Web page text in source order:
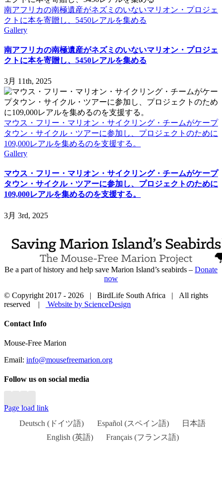
南アフリカの南極遺産がネズミのいないマリオン・プロジェ
クトに本を寄贈し、5450レアルを集める
Gallery
南アフリカの南極遺産がネズミのいないマリオン・プロジェ
クトに本を寄贈し、5450レアルを集める
3月 11th, 2025
マウス・フリー・マリオン・サイクリング・チームがケープ
タウン・サイクル・ツアーに参加し、プロジェクトのために
109,000レアルを集めるのを支援する。
Gallery
マウス・フリー・マリオン・サイクリング・チームがケープ
タウン・サイクル・ツアーに参加し、プロジェクトのために
109,000レアルを集めるのを支援する。
3月 3rd, 2025
Be a part of history and help save Marion Island’s seabirds – Donate
now
© Copyright 2017 - 2026 | BirdLife South Africa | All rights
reserved |
Website by ScienceDesign
Close
Bar
Contact Info
Mouse-Free Marion
Email: info@mousefreemarion.org
Follow us on social media
Page load link
Deutsch ( ドイツ語) Español (スペイン語)
日本語
English (英語) Français(フランス語)